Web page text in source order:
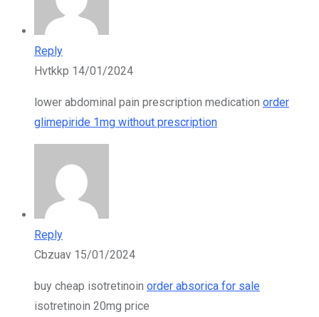
Reply
Hvtkkp 14/01/2024
lower abdominal pain prescription medication order
glimepiride 1mg without prescription
Reply
Cbzuav 15/01/2024
buy cheap isotretinoin order absorica for sale
isotretinoin 20mg price